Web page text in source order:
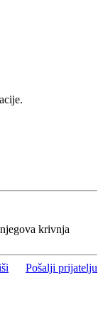
krivnja
Pošalji prijatelju